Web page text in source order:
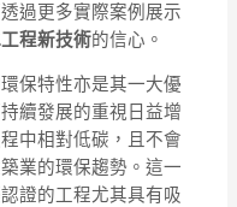
過更多實際案例展示
程新技術的信心。
保特性亦是其一大優
續發展的重視日益增
中相對低碳，且不會
業的環保趨勢。這一
證的工程尤其具有吸